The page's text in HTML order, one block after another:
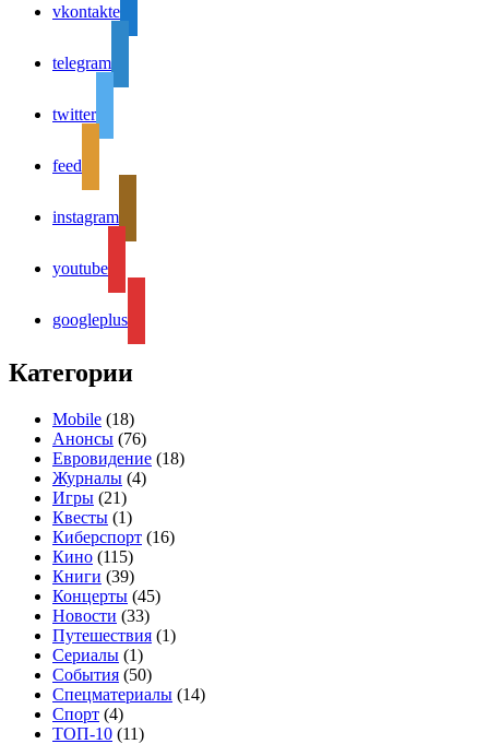
vkontakte
telegram
twitter
feed
instagram
youtube
googleplus
Категории
Mobile (18)
Анонсы (76)
Евровидение (18)
Журналы (4)
Игры (21)
Квесты (1)
Киберспорт (16)
Кино (115)
Книги (39)
Концерты (45)
Новости (33)
Путешествия (1)
Сериалы (1)
События (50)
Спецматериалы (14)
Спорт (4)
ТОП-10 (11)